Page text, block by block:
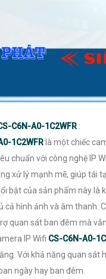
C6N-A0-1C2WFR :
1C2WFR là một chiếc
chuẩn với công nghệ IP
xử lý mạnh mẽ, giúp tái
bật của sản phẩm này là
cả hình ảnh và âm thanh.
quan sát ban đêm mà
IP Wifi CS-C6N-A0-
Với khả năng quan
ngày hay ban đêm.